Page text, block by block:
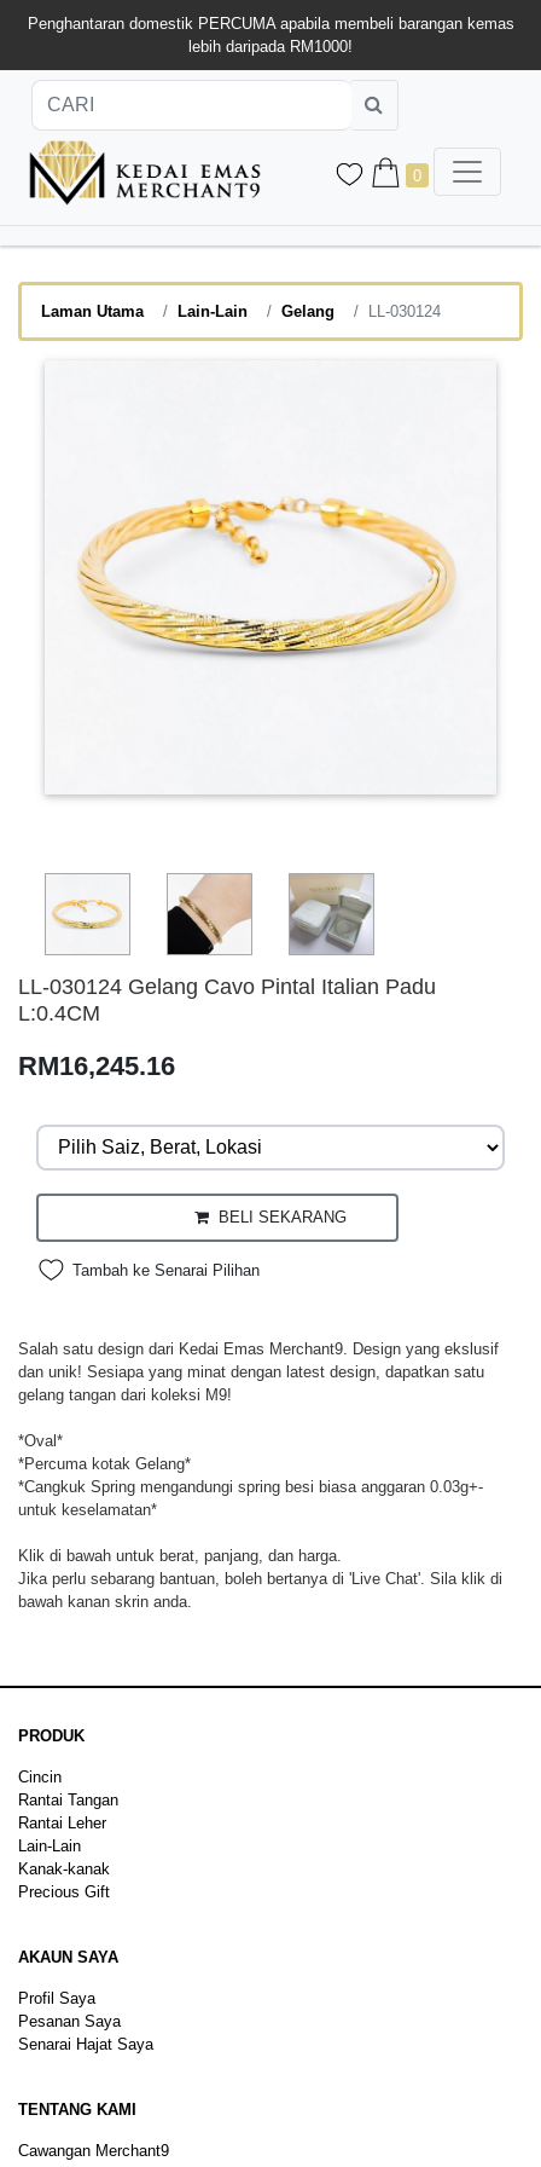
Penghantaran domestik PERCUMA apabila membeli barangan kemas
lebih daripada RM1000!
0
Laman Utama Lain-Lain Gelang LL-030124
LL-030124 Gelang Cavo Pintal Italian Padu
L:0.4CM
RM16,245.16
BELI SEKARANG
Tambah ke Senarai Pilihan
Salah satu design dari Kedai Emas Merchant9. Design yang ekslusif
dan unik! Sesiapa yang minat dengan latest design, dapatkan satu
gelang tangan dari koleksi M9!
*Oval*
*Percuma kotak Gelang*
*Cangkuk Spring mengandungi spring besi biasa anggaran 0.03g+-
untuk keselamatan*
Klik di bawah untuk berat, panjang, dan harga.
Jika perlu sebarang bantuan, boleh bertanya di 'Live Chat'. Sila klik di
bawah kanan skrin anda.
PRODUK
Cincin
Rantai Tangan
Rantai Leher
Lain-Lain
Kanak-kanak
Precious Gift
AKAUN SAYA
Profil Saya
Pesanan Saya
Senarai Hajat Saya
TENTANG KAMI
Cawangan Merchant9